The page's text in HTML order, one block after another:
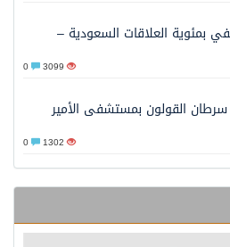
بمئوية العلاقات السعودية –
3099
القولون بمستشفى الأمير
1302